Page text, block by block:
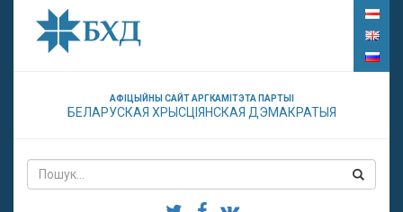
АФІЦЫЙНЫ САЙТ АРГКАМІТЭТА ПАРТЫІ
БЕЛАРУСКАЯ ХРЫСЦІЯНСКАЯ ДЭМАКРАТЫЯ